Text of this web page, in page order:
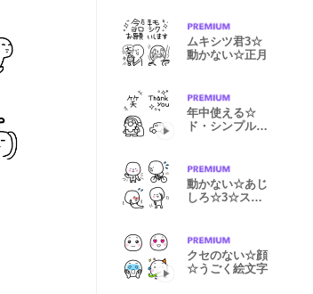
ムキシツ君3☆
動かない☆正月
年中使える☆
ド・シンプル☆
動かない☆あじ
しろ☆3☆スポ
クセのない☆顔
☆うごく絵文字